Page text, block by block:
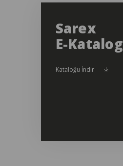
Sarex
E-Katalog
Kataloğu İndir